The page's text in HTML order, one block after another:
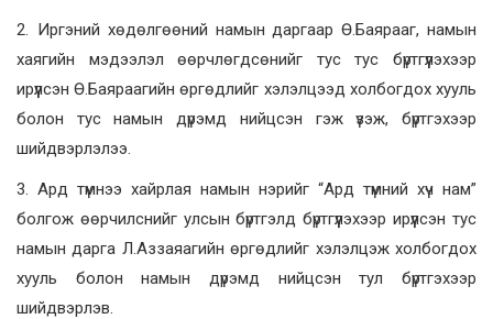
2. Иргэний хөдөлгөөний намын даргаар Ө.Баярааг, намын
хаягийн мэдээлэл өөрчлөгдсөнийг тус тус бүртгүүлэхээр
ирүүлсэн Ө.Баяраагийн өргөдлийг хэлэлцээд холбогдох хууль
болон тус намын дүрэмд нийцсэн гэж үзэж, бүртгэхээр
шийдвэрлэлээ.
3. Ард түмнээ хайрлая намын нэрийг “Ард түмний хүч нам”
болгож өөрчилснийг улсын бүртгэлд бүртгүүлэхээр ирүүлсэн тус
намын дарга Л.Аззаяагийн өргөдлийг хэлэлцэж холбогдох
хууль болон намын дүрэмд нийцсэн тул бүртгэхээр
шийдвэрлэв.